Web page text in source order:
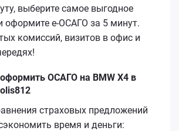
выберите самое выгодное
оформите е‑ОСАГО за 5 минут.
комиссий, визитов в офис и
ОСАГО на BMW X4 в
страховых предложений
время и деньги: